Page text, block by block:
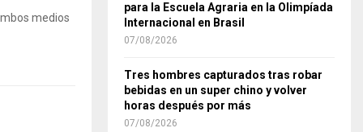
medios
para la Escuela Agraria en la Olimpíada
Internacional en Brasil
07/08/2026
Tres hombres capturados tras robar
bebidas en un super chino y volver
horas después por más
07/08/2026